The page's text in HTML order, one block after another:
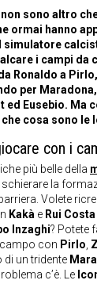
non sono altro
ormai hanno
simulatore
i campi da
Ronaldo a
per
ed Eusebio. Ma
che cosa sono le
con i
più belle della
la
Volete
Kakà e Rui Costa
Inzaghi? Potete
con Pirlo,
di un tridente
c’è. Le